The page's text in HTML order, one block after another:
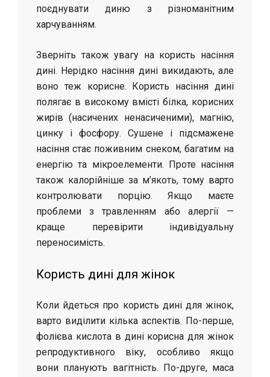
поєднувати диню з різноманітним
харчуванням.
Зверніть також увагу на користь насіння
дині. Нерідко насіння дині викидають, але
воно теж корисне. Користь насіння дині
полягає в високому вмісті білка, корисних
жирів (насичених ненасиченими), магнію,
цинку і фосфору. Сушене і підсмажене
насіння стає поживним снеком, багатим на
енергію та мікроелементи. Проте насіння
також калорійніше за м’якоть, тому варто
контролювати порцію. Якщо маєте
проблеми з травленням або алергії —
краще перевірити індивідуальну
переносимість.
Користь дині для жінок
Коли йдеться про користь дині для жінок,
варто виділити кілька аспектів. По-перше,
фолієва кислота в дині корисна для жінок
репродуктивного віку, особливо якщо
вони планують вагітність. По-друге, маса